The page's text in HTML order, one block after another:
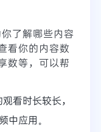
了解哪些内容
看你的内容数
数等，可以帮
看时长较长，
中应用。